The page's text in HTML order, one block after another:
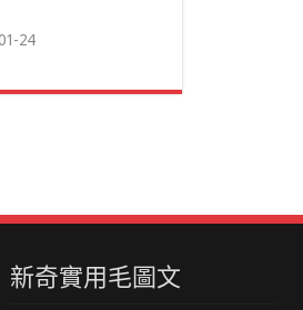
24
新奇實用毛圖文